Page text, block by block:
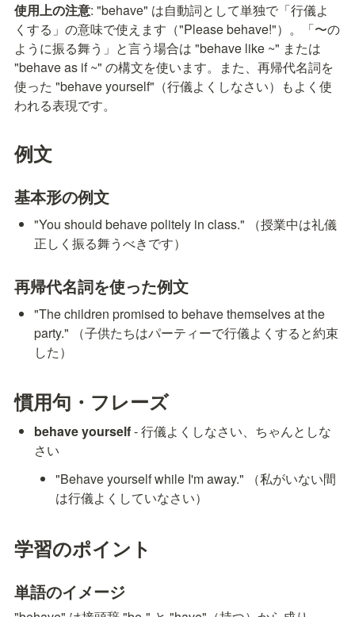
使用上の注意: "behave" は自動詞として単独で「行儀よ
くする」の意味で使えます（"Please behave!"）。「〜の
ように振る舞う」と言う場合は "behave like ~" または
"behave as if ~" の構文を使います。また、再帰代名詞を
使った "behave yourself"（行儀よくしなさい）もよく使
われる表現です。
例文
基本形の例文
"You should behave politely in class." （授業中は礼儀
正しく振る舞うべきです）
再帰代名詞を使った例文
"The children promised to behave themselves at the
party." （子供たちはパーティーで行儀よくすると約束
した）
慣用句・フレーズ
behave yourself - 行儀よくしなさい、ちゃんとしな
さい
"Behave yourself while I'm away." （私がいない間
は行儀よくしていなさい）
学習のポイント
単語のイメージ